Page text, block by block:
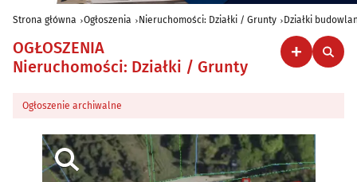
Strona główna Ogłoszenia Nieruchomości: Działki / Grunty Działki
OGŁOSZENIA
Nieruchomości: Działki / Grunty
Ogłoszenie archiwalne